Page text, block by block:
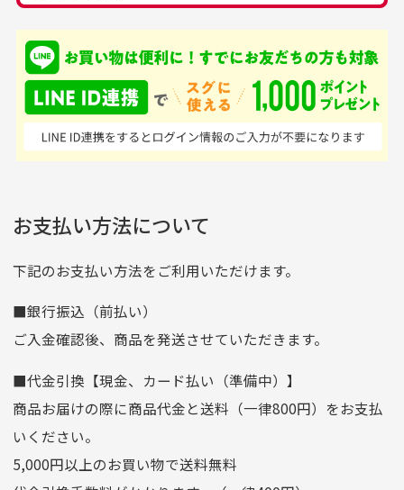
て、ここまでゴルフブラ
ンドの取り扱いがあるの
はすごい。 毎日たくさ
んの商品がアップされて
いるので新作チェックす
品ですが綺麗に梱包され
ており商品を大切にして
いる感が伝わってきまし
た 「フロント部分に汚
れあり」と記載ありまし
[…]
銀行振込（前払い）
入金確認後商品発送となります。
※土曜、日曜、祝日は入金確認及び発送業務は致しておりま
せん。
尚、お振込み手数料はお客様ご負担となります。入金確認後
商品発送となります。
ご注文頂いてから7日以内をお振込み期限とさせ
りますのでご了承くださいませ。
支店名
和歌山支店
口座種別
普通
口座番号
0255557
口座名義
株式会社一条
ゆうちょ銀行
ゆうちょ間
記号
14710
申し込まれた商品と届いた商品が異なっている場合
商品説明に記載されていない汚れやダメージがある商品
の場合
お支払い方法について
下記のお支払い方法をご利用いただけます。
■銀行振込（前払い）
ご入金確認後、商品を発送させていただきます。
■代金引換【現金、カード払い（準備中）】
商品お届けの際に商品代金と送料（一律800円）をお支払
いください。
5,000円以上のお買い物で送料無料